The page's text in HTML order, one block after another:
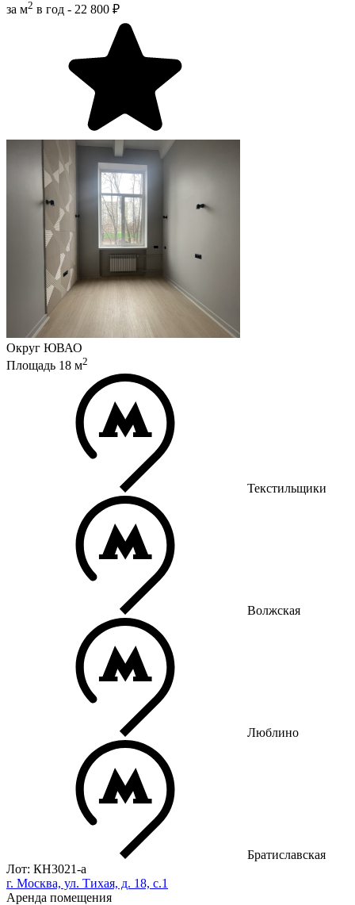
за м2 в год - 22 800 ₽
Округ ЮВАО
Площадь 18 м2
Текстильщики
Волжская
Люблино
Братиславская
Лот: КН3021-a
г. Москва, ул. Тихая, д. 18, с.1
Аренда помещения